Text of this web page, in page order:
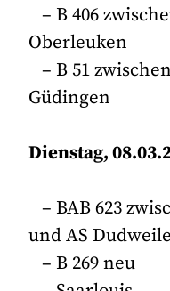
– B 406
Oberleuken
– B 51
Güdingen
Dienstag,
– BAB 623
und AS
– B 269 neu